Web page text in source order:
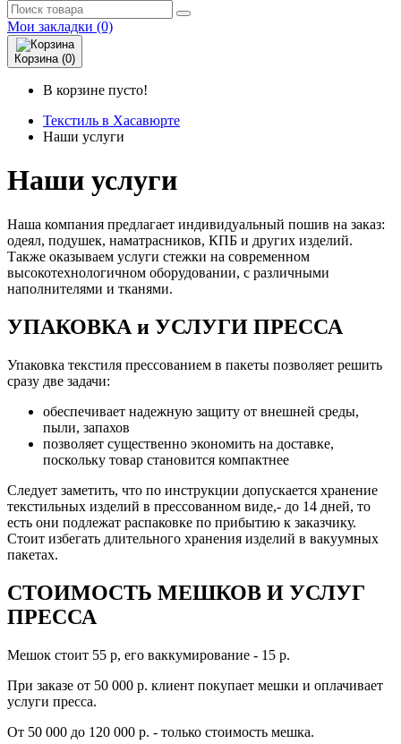
Мои закладки (0)
Корзина (0)
В корзине пусто!
Текстиль в Хасавюрте
Наши услуги
Наши услуги
Наша компания предлагает индивидуальный пошив на заказ:
одеял, подушек, наматрасников, КПБ и других изделий.
Также оказываем услуги стежки на современном
высокотехнологичном оборудовании, с различными
наполнителями и тканями.
УПАКОВКА и УСЛУГИ ПРЕССА
Упаковка текстиля прессованием в пакеты позволяет решить
сразу две задачи:
обеспечивает надежную защиту от внешней среды,
пыли, запахов
позволяет существенно экономить на доставке,
поскольку товар становится компактнее
Следует заметить, что по инструкции допускается хранение
текстильных изделий в прессованном виде,- до 14 дней, то
есть они подлежат распаковке по прибытию к заказчику.
Стоит избегать длительного хранения изделий в вакуумных
пакетах.
СТОИМОСТЬ МЕШКОВ И УСЛУГ
ПРЕССА
Мешок стоит 55 р, его ваккумирование - 15 р.
При заказе от 50 000 р. клиент покупает мешки и оплачивает
услуги пресса.
От 50 000 до 120 000 р. - только стоимость мешка.